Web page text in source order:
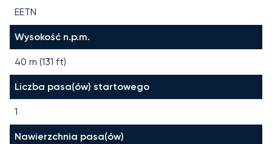
EETN
Wysokość n.p.m.
40 m (131 ft)
Liczba pasa(ów) startowego
1
Nawierzchnia pasa(ów)